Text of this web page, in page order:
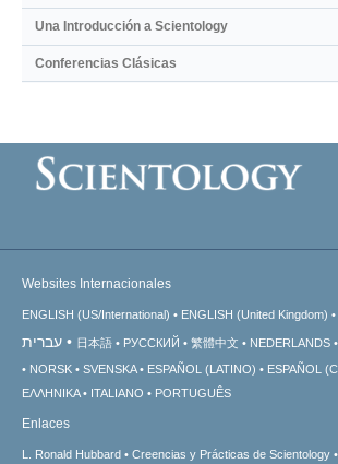
Una Introducción a Scientology
Conferencias Clásicas
Websites Internacionales
ENGLISH (US/International) ENGLISH (United Kingdom)
עברית 日本語 РУССКИЙ 繁體中文 NEDERLANDS
NORSK
SVENSKA ESPAÑOL (LATINO)
ESPAÑOL
ΕΛΛΗΝΙΚA
ITALIANO PORTUGUÊS
Enlaces
L. Ronald Hubbard Creencias y Prácticas de Scientology